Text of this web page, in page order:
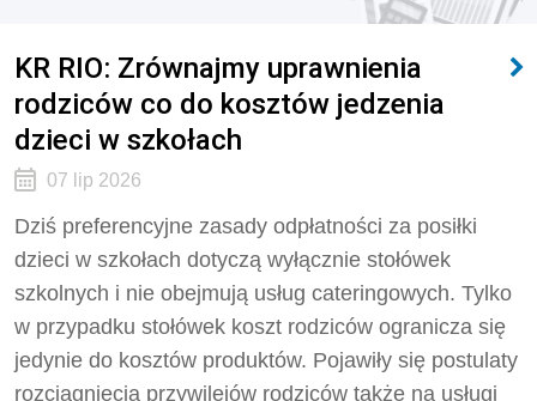
KR RIO: Zrównajmy uprawnienia
rodziców co do kosztów jedzenia
dzieci w szkołach
07 lip 2026
Dziś preferencyjne zasady odpłatności za posiłki
dzieci w szkołach dotyczą wyłącznie stołówek
szkolnych i nie obejmują usług cateringowych. Tylko
w przypadku stołówek koszt rodziców ogranicza się
jedynie do kosztów produktów. Pojawiły się postulaty
rozciągnięcia przywilejów rodziców także na usługi